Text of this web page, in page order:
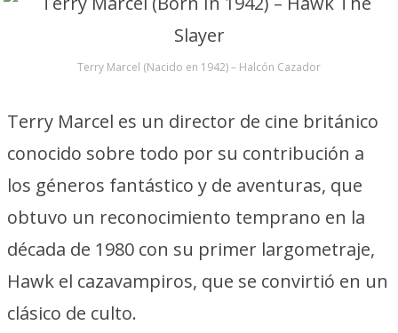
Terry Marcel (Nacido en 1942) – Halcón Cazador
Terry Marcel es un director de cine británico
conocido sobre todo por su contribución a
los géneros fantástico y de aventuras, que
obtuvo un reconocimiento temprano en la
década de 1980 con su primer largometraje,
Hawk el cazavampiros, que se convirtió en un
clásico de culto.